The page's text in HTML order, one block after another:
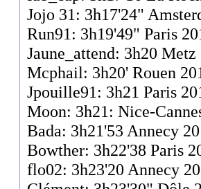
Jojo 31: 3h17'24"
Run91: 3h19'49" Paris
Jaune_attend: 3h20 Metz
Mcphail: 3h20' Rouen
Jpouille91: 3h21 Paris
Moon: 3h21: Nice-
Bada: 3h21'53 Annecy
Bowther: 3h22'38 Paris
flo02: 3h23'20 Annecy